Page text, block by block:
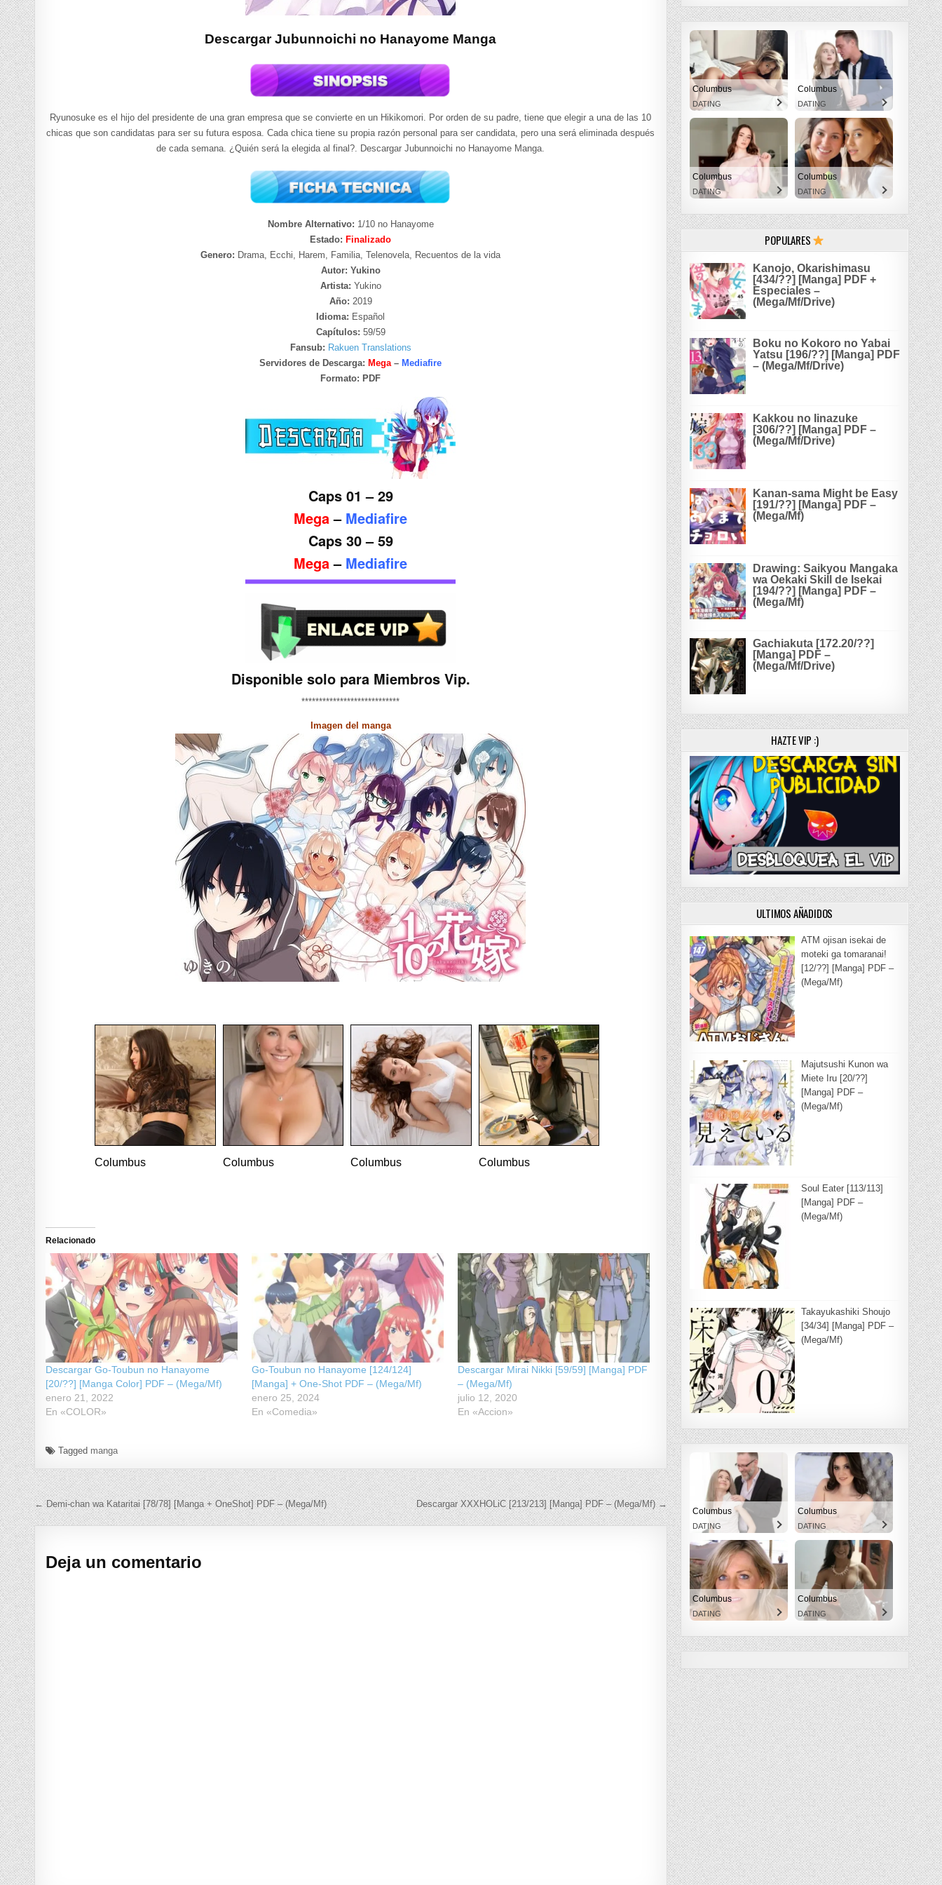
Descargar Jubunnoichi no Hanayome Manga
Ryunosuke es el hijo del presidente de una gran empresa que se convierte en un Hikikomori. Por orden de su padre, tiene que elegir a una de las 10
chicas que son candidatas para ser su futura esposa. Cada chica tiene su propia razón personal para ser candidata, pero una será eliminada después
de cada semana. ¿Quién será la elegida al final?. Descargar Jubunnoichi no Hanayome Manga.
Nombre Alternativo: 1/10 no Hanayome
Estado: Finalizado
Genero: Drama, Ecchi, Harem, Familia, Telenovela, Recuentos de la vida
Autor: Yukino
Artista: Yukino
Año: 2019
Idioma: Español
Capítulos: 59/59
Fansub: Rakuen Translations
Servidores de Descarga: Mega– Mediafire
Formato: PDF
Caps 01 – 29
Mega– Mediafire
Caps 30 – 59
Mega– Mediafire
Disponible solo para Miembros Vip.
****************************
Imagen del manga
Columbus Columbus Columbus Columbus
Relacionado
Descargar Go-Toubun no Hanayome
[20/??] [Manga Color] PDF – (Mega/Mf)
enero 21, 2022
En «COLOR»
Go-Toubun no Hanayome [124/124]
[Manga] + One-Shot PDF – (Mega/Mf)
enero 25, 2024
En «Comedia»
Descargar Mirai Nikki [59/59] [Manga] PDF
– (Mega/Mf)
julio 12, 2020
En «Accion»
Tagged manga
Navegación de entradas
← Demi-chan wa Kataritai [78/78] [Manga + OneShot] PDF – (Mega/Mf) Descargar XXXHOLiC [213/213] [Manga] PDF – (Mega/Mf) →
Deja un comentario
Columbus
DATING
Columbus
DATING
Columbus
DATING
Columbus
DATING
POPULARES
Kanojo, Okarishimasu
[434/??] [Manga] PDF +
Especiales –
(Mega/Mf/Drive)
Boku no Kokoro no Yabai
Yatsu [196/??] [Manga] PDF
– (Mega/Mf/Drive)
Kakkou no Iinazuke
[306/??] [Manga] PDF –
(Mega/Mf/Drive)
Kanan-sama Might be Easy
[191/??] [Manga] PDF –
(Mega/Mf)
Drawing: Saikyou Mangaka
wa Oekaki Skill de Isekai
[194/??] [Manga] PDF –
(Mega/Mf)
Gachiakuta [172.20/??]
[Manga] PDF –
(Mega/Mf/Drive)
HAZTE VIP :)
ULTIMOS AÑADIDOS
ATM ojisan isekai de
moteki ga tomaranai!
[12/??] [Manga] PDF –
(Mega/Mf)
Majutsushi Kunon wa
Miete Iru [20/??]
[Manga] PDF –
(Mega/Mf)
Soul Eater [113/113]
[Manga] PDF –
(Mega/Mf)
Takayukashiki Shoujo
[34/34] [Manga] PDF –
(Mega/Mf)
Columbus
DATING
Columbus
DATING
Columbus
DATING
Columbus
DATING